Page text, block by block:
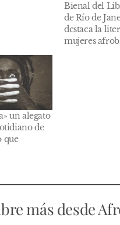
Bienal del
de Río de
destaca la
mujeres
un alegato
de
que
más desde